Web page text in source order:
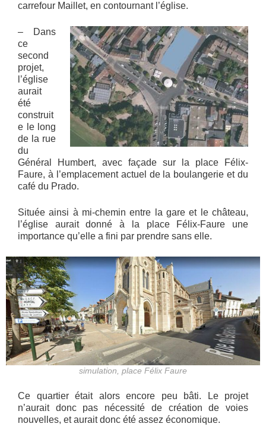
carrefour Maillet, en contournant l’église.
– Dans
ce
second
projet,
l’église
aurait
été
construit
e le long
de la rue
du
Général Humbert, avec façade sur la place Félix-
Faure, à l’emplacement actuel de la boulangerie et du
café du Prado.
Située ainsi à mi-chemin entre la gare et le château,
l’église aurait donné à la place Félix-Faure une
importance qu’elle a fini par prendre sans elle.
simulation, place Félix Faure
Ce quartier était alors encore peu bâti. Le projet
n’aurait donc pas nécessité de création de voies
nouvelles, et aurait donc été assez économique.